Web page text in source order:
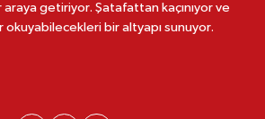
getiriyor. Şatafattan kaçınıyor ve
okuyabilecekleri bir altyapı sunuyor.